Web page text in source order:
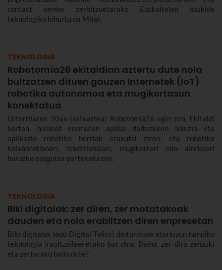
contact center zerbitzuetarako Euskaltelen bazkide
teknologiko bihurtu da Mitel.
TEKNOLOGIA
Robotomía26 ekitaldian aztertu dute nola
bultzatzen dituen gauzen Internetek (IoT)
robotika autonomoa eta mugikortasun
konektatua
Urtarrilaren 20an (asteartea) Robotomía26 egin zen. Ekitaldi
hartan, hainbat eremutan aplika daitezkeen soluzio eta
aplikazio robotiko berriak erakutsi ziren, eta robotika
kolaboratiboari, tradizionalari, mugikorrari edo airekoari
buruzko ezagutza partekatu zen.
TEKNOLOGIA
Biki digitalak: zer diren, zer motatakoak
dauden eta nola erabiltzen diren enpresetan
Biki digitalak (edo Digital Twins) deiturikoak etorkizun handiko
teknologia iraultzaileenetako bat dira. Baina, zer dira zehazki
eta zertarako balio dute?